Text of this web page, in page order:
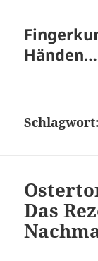
Händen…
Schlagwort:
Das